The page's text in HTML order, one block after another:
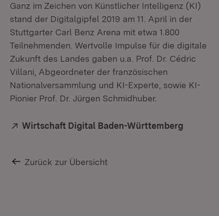
Ganz im Zeichen von Künstlicher Intelligenz (KI)
stand der Digitalgipfel 2019 am 11. April in der
Stuttgarter Carl Benz Arena mit etwa 1.800
Teilnehmenden. Wertvolle Impulse für die digitale
Zukunft des Landes gaben u.a. Prof. Dr. Cédric
Villani, Abgeordneter der französischen
Nationalversammlung und KI-Experte, sowie KI-
Pionier Prof. Dr. Jürgen Schmidhuber.
Extern:
Wirtschaft Digital Baden-Württemberg
Zurück zur Übersicht